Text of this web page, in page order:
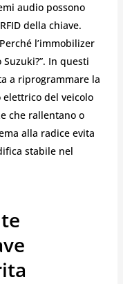
audio possono
della chiave.
l’immobilizer
In questi
a riprogrammare la
elettrico del veicolo
che rallentano o
alla radice evita
stabile nel